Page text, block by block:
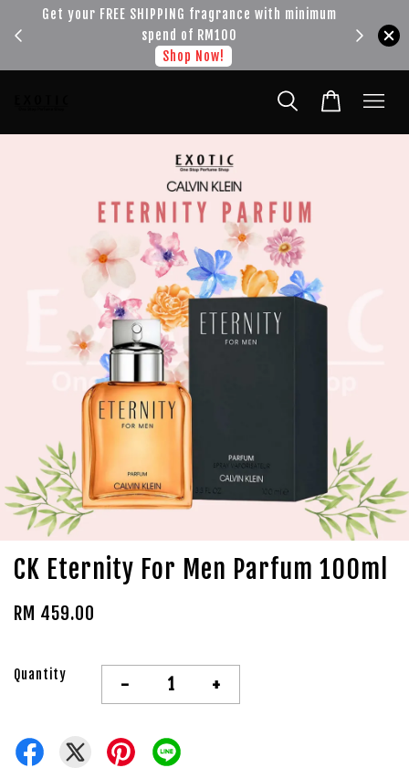
Get your FREE SHIPPING fragrance with minimum
spend of RM100
Shop Now!
CK Eternity For Men Parfum 100ml
RM 459.00
Quantity - +